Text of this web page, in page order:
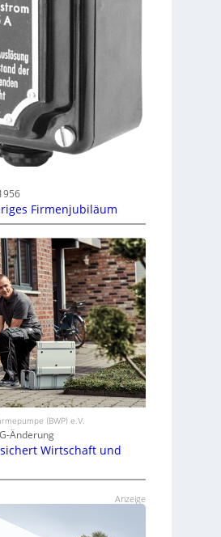
Firmenjubiläum
(BWP) e.V.
Änderung
Wirtschaft und
Anzeige